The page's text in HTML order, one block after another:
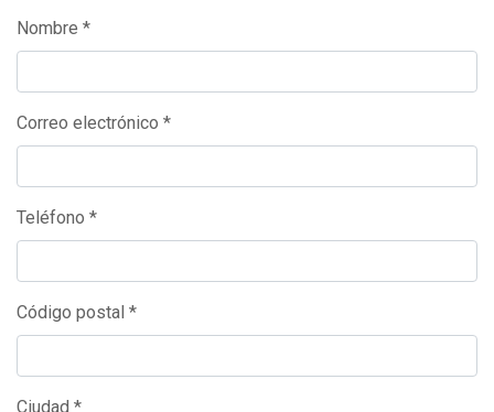
Nombre *
Correo electrónico *
Teléfono *
Código postal *
Ciudad *